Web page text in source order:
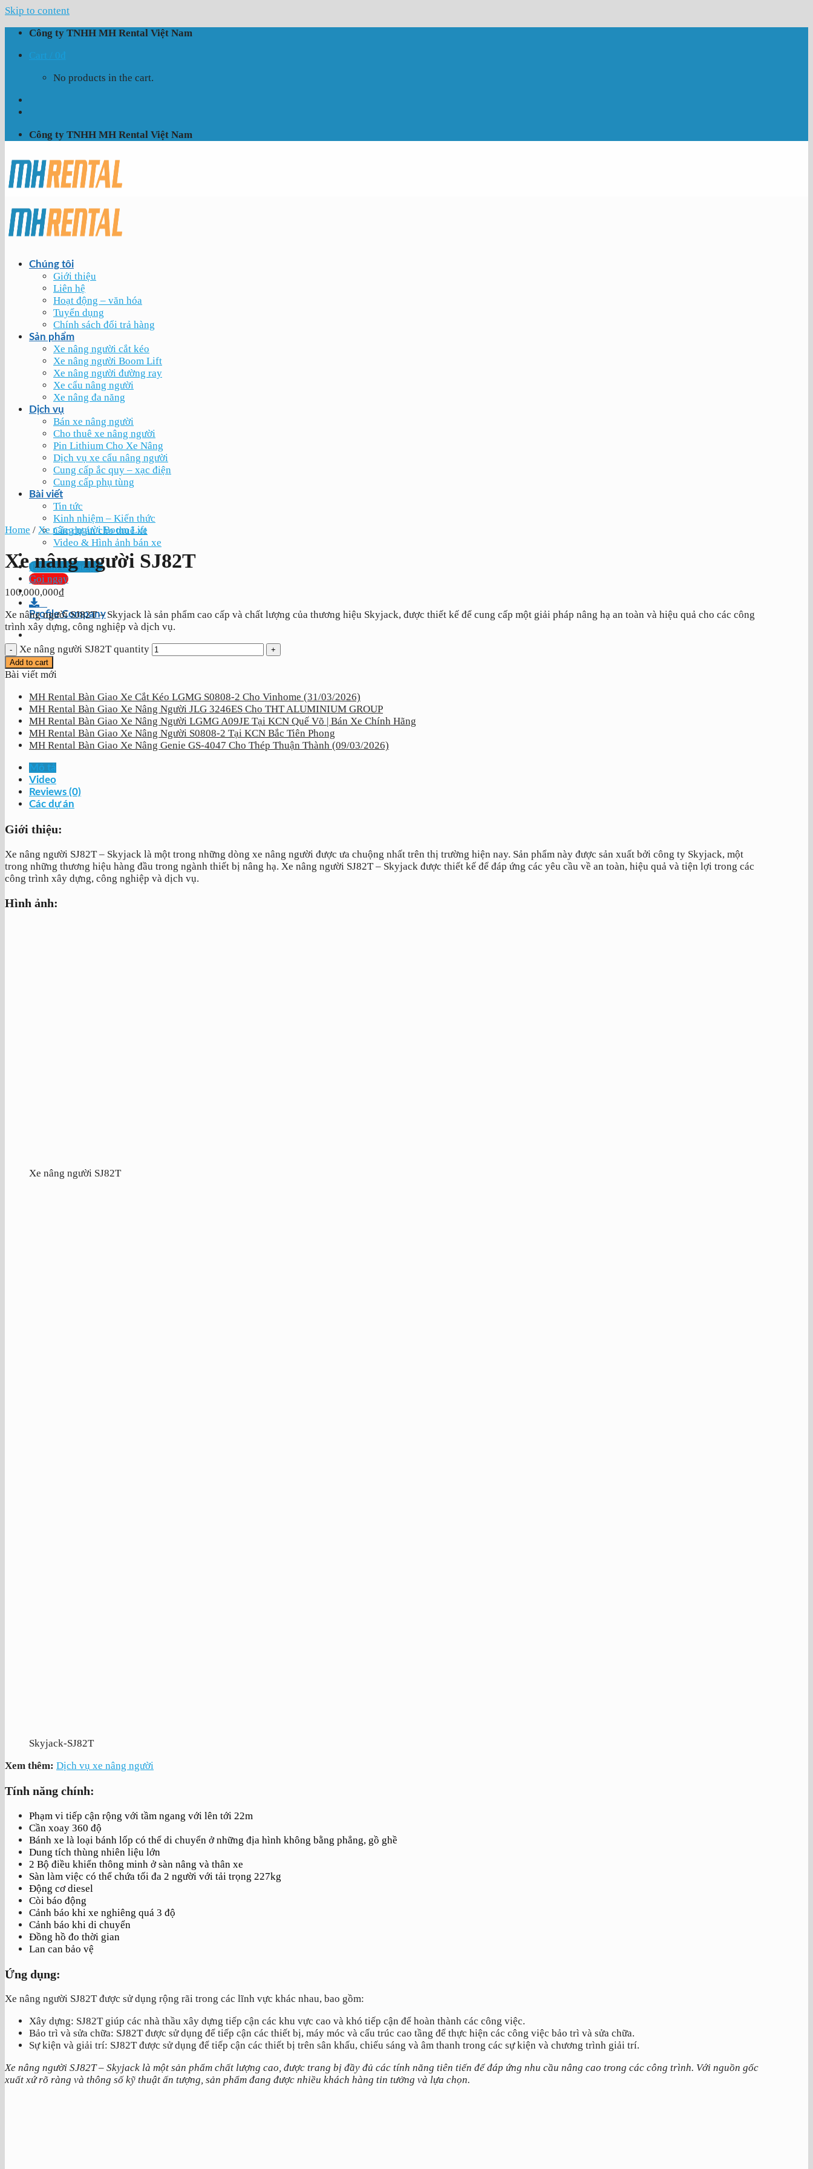
Skip to content
Công ty TNHH MH Rental Việt Nam
Cart / 0₫
No products in the cart.
Công ty TNHH MH Rental Việt Nam
Chúng tôi
Giới thiệu
Liên hệ
Hoạt động – văn hóa
Tuyển dụng
Chính sách đổi trả hàng
Sản phẩm
Xe nâng người cắt kéo
Xe nâng người Boom Lift
Xe nâng người đường ray
Xe cẩu nâng người
Xe nâng đa năng
Dịch vụ
Bán xe nâng người
Cho thuê xe nâng người
Pin Lithium Cho Xe Nâng
Dịch vụ xe cẩu nâng người
Cung cấp ắc quy – xạc điện
Cung cấp phụ tùng
Bài viết
Tin tức
Kinh nhiệm – Kiến thức
Các dự án cho thuê xe
Video & Hình ảnh bán xe
Tư vấn & báo giá
Gọi ngay
Profile Company
Home / Xe nâng người Boom Lift
Xe nâng người SJ82T
100,000,000₫
Xe nâng người SJ82T – Skyjack là sản phẩm cao cấp và chất lượng của thương hiệu Skyjack, được thiết kế để cung cấp một giải pháp nâng hạ an toàn và hiệu quả cho các công
trình xây dựng, công nghiệp và dịch vụ.
Xe nâng người SJ82T quantity
Add to cart
Bài viết mới
MH Rental Bàn Giao Xe Cắt Kéo LGMG S0808-2 Cho Vinhome (31/03/2026)
MH Rental Bàn Giao Xe Nâng Người JLG 3246ES Cho THT ALUMINIUM GROUP
MH Rental Bàn Giao Xe Nâng Người LGMG A09JE Tại KCN Quế Võ | Bán Xe Chính Hãng
MH Rental Bàn Giao Xe Nâng Người S0808-2 Tại KCN Bắc Tiên Phong
MH Rental Bàn Giao Xe Nâng Genie GS-4047 Cho Thép Thuận Thành (09/03/2026)
Mô tả
Video
Reviews (0)
Các dự án
Giới thiệu:
Xe nâng người SJ82T – Skyjack là một trong những dòng xe nâng người được ưa chuộng nhất trên thị trường hiện nay. Sản phẩm này được sản xuất bởi công ty Skyjack, một
trong những thương hiệu hàng đầu trong ngành thiết bị nâng hạ. Xe nâng người SJ82T – Skyjack được thiết kế để đáp ứng các yêu cầu về an toàn, hiệu quả và tiện lợi trong các
công trình xây dựng, công nghiệp và dịch vụ.
Hình ảnh:
Xe nâng người SJ82T
Skyjack-SJ82T
Xem thêm: Dịch vụ xe nâng người
Tính năng chính:
Phạm vi tiếp cận rộng với tầm ngang với lên tới 22m
Cần xoay 360 độ
Bánh xe là loại bánh lốp có thể di chuyển ở những địa hình không bằng phẳng, gồ ghề
Dung tích thùng nhiên liệu lớn
2 Bộ điều khiển thông minh ở sàn nâng và thân xe
Sàn làm việc có thể chứa tối đa 2 người với tải trọng 227kg
Động cơ diesel
Còi báo động
Cảnh báo khi xe nghiêng quá 3 độ
Cảnh báo khi di chuyển
Đồng hồ đo thời gian
Lan can bảo vệ
Ứng dụng:
Xe nâng người SJ82T được sử dụng rộng rãi trong các lĩnh vực khác nhau, bao gồm:
Xây dựng: SJ82T giúp các nhà thầu xây dựng tiếp cận các khu vực cao và khó tiếp cận để hoàn thành các công việc.
Bảo trì và sửa chữa: SJ82T được sử dụng để tiếp cận các thiết bị, máy móc và cấu trúc cao tầng để thực hiện các công việc bảo trì và sửa chữa.
Sự kiện và giải trí: SJ82T được sử dụng để tiếp cận các thiết bị trên sân khấu, chiếu sáng và âm thanh trong các sự kiện và chương trình giải trí.
Xe nâng người SJ82T – Skyjack là một sản phẩm chất lượng cao, được trang bị đầy đủ các tính năng tiên tiến để đáp ứng nhu cầu nâng cao trong các công trình. Với nguồn gốc
xuất xứ rõ ràng và thông số kỹ thuật ấn tượng, sản phẩm đang được nhiều khách hàng tin tưởng và lựa chọn.